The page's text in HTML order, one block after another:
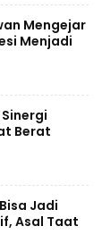
Mengejar
Menjadi
Berat
Jadi
Asal Taat